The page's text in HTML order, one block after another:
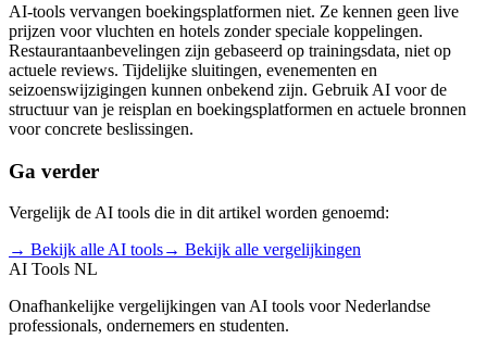
AI-tools vervangen boekingsplatformen niet. Ze kennen geen live
prijzen voor vluchten en hotels zonder speciale koppelingen.
Restaurantaanbevelingen zijn gebaseerd op trainingsdata, niet op
actuele reviews. Tijdelijke sluitingen, evenementen en
seizoenswijzigingen kunnen onbekend zijn. Gebruik AI voor de
structuur van je reisplan en boekingsplatformen en actuele bronnen
voor concrete beslissingen.
Ga verder
Vergelijk de AI tools die in dit artikel worden genoemd:
→ Bekijk alle AI tools→ Bekijk alle vergelijkingen
AI Tools NL
Onafhankelijke vergelijkingen van AI tools voor Nederlandse
professionals, ondernemers en studenten.